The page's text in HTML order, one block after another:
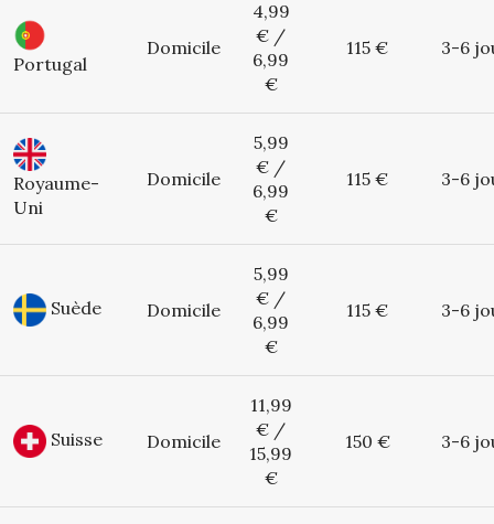
Portugal
Domicile
4,99
€ /
6,99
€
115 € 3-6
Royaume-
Uni
Domicile
5,99
€ /
6,99
€
115 € 3-6
Suède Domicile
5,99
€ /
6,99
€
115 € 3-6
Suisse Domicile
11,99
€ /
15,99
€
150 € 3-6